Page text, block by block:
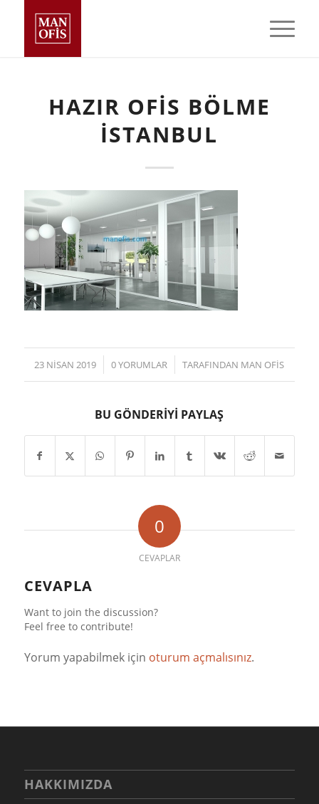
HAZIR OFIS BÖLME
İSTANBUL
23 NISAN 2019
/ 0 YORUMLAR
/ TARAFINDAN MAN OFIS
BU GÖNDERIYI PAYLAŞ
0
CEVAPLAR
CEVAPLA
Want to join the discussion?
Feel free to contribute!
Yorum yapabilmek için oturum açmalısınız.
HAKKIMIZDA